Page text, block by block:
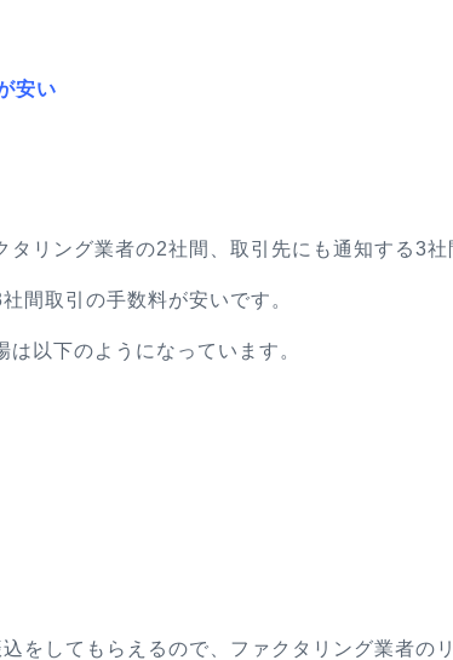
安い
リング業者の2社間、取引先にも通知する3社
間取引の手数料が安いです。
以下のようになっています。
をしてもらえるので、ファクタリング業者の